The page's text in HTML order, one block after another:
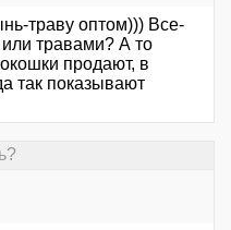
траву оптом))) Все-
или травами? А то
продают, в
так показывают